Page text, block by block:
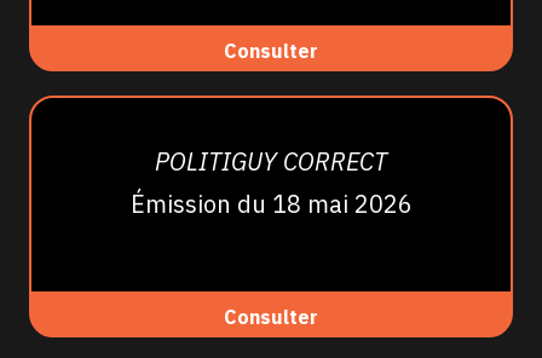
Consulter
POLITIGUY CORRECT
Émission du 18 mai 2026
Consulter